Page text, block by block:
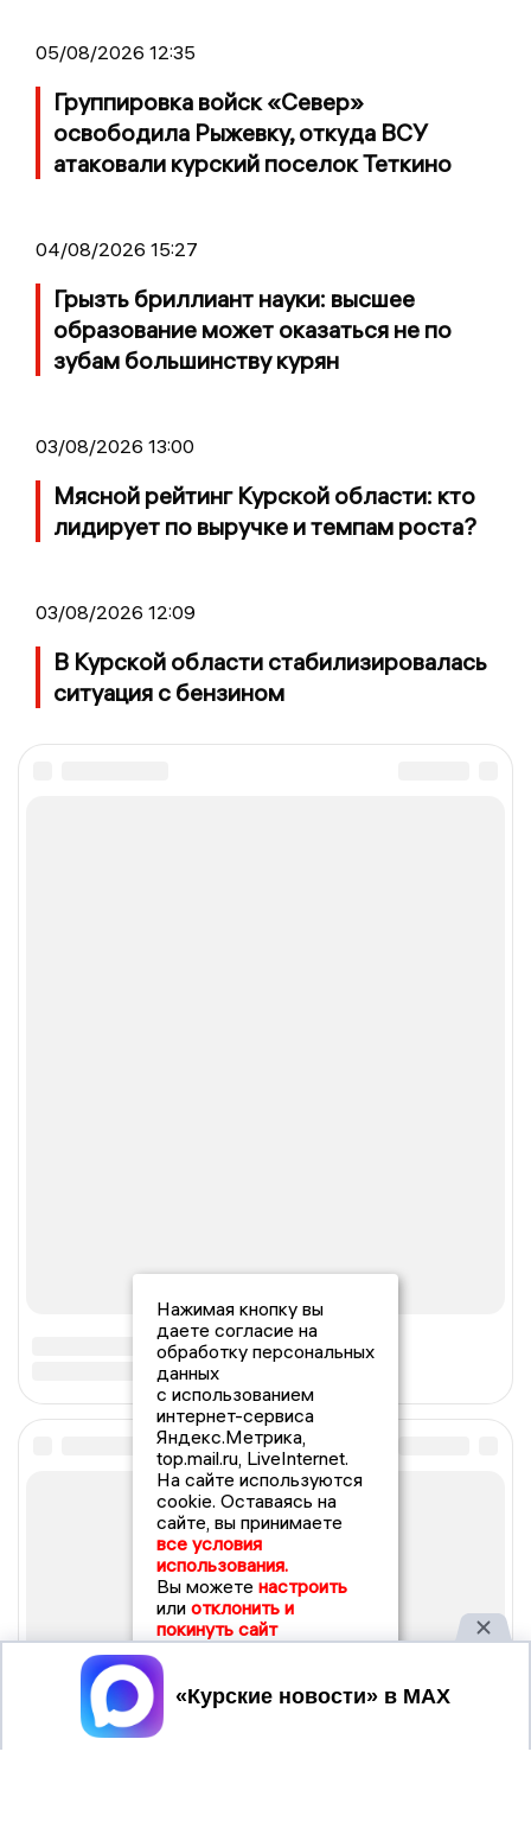
05/08/2026 12:35
Группировка войск «Север»
освободила Рыжевку, откуда ВСУ
атаковали курский поселок Теткино
04/08/2026 15:27
Грызть бриллиант науки: высшее
образование может оказаться не по
зубам большинству курян
03/08/2026 13:00
Мясной рейтинг Курской области: кто
лидирует по выручке и темпам роста?
03/08/2026 12:09
В Курской области стабилизировалась
ситуация с бензином
Нажимая кнопку вы
даете согласие на
обработку персональных
данных
с использованием
интернет-сервиса
Яндекс.Метрика,
top.mail.ru, LiveInternet.
На сайте используются
cookie. Оставаясь на
сайте, вы принимаете
все условия
использования.
Вы можете настроить
или отклонить и
покинуть сайт
Принять